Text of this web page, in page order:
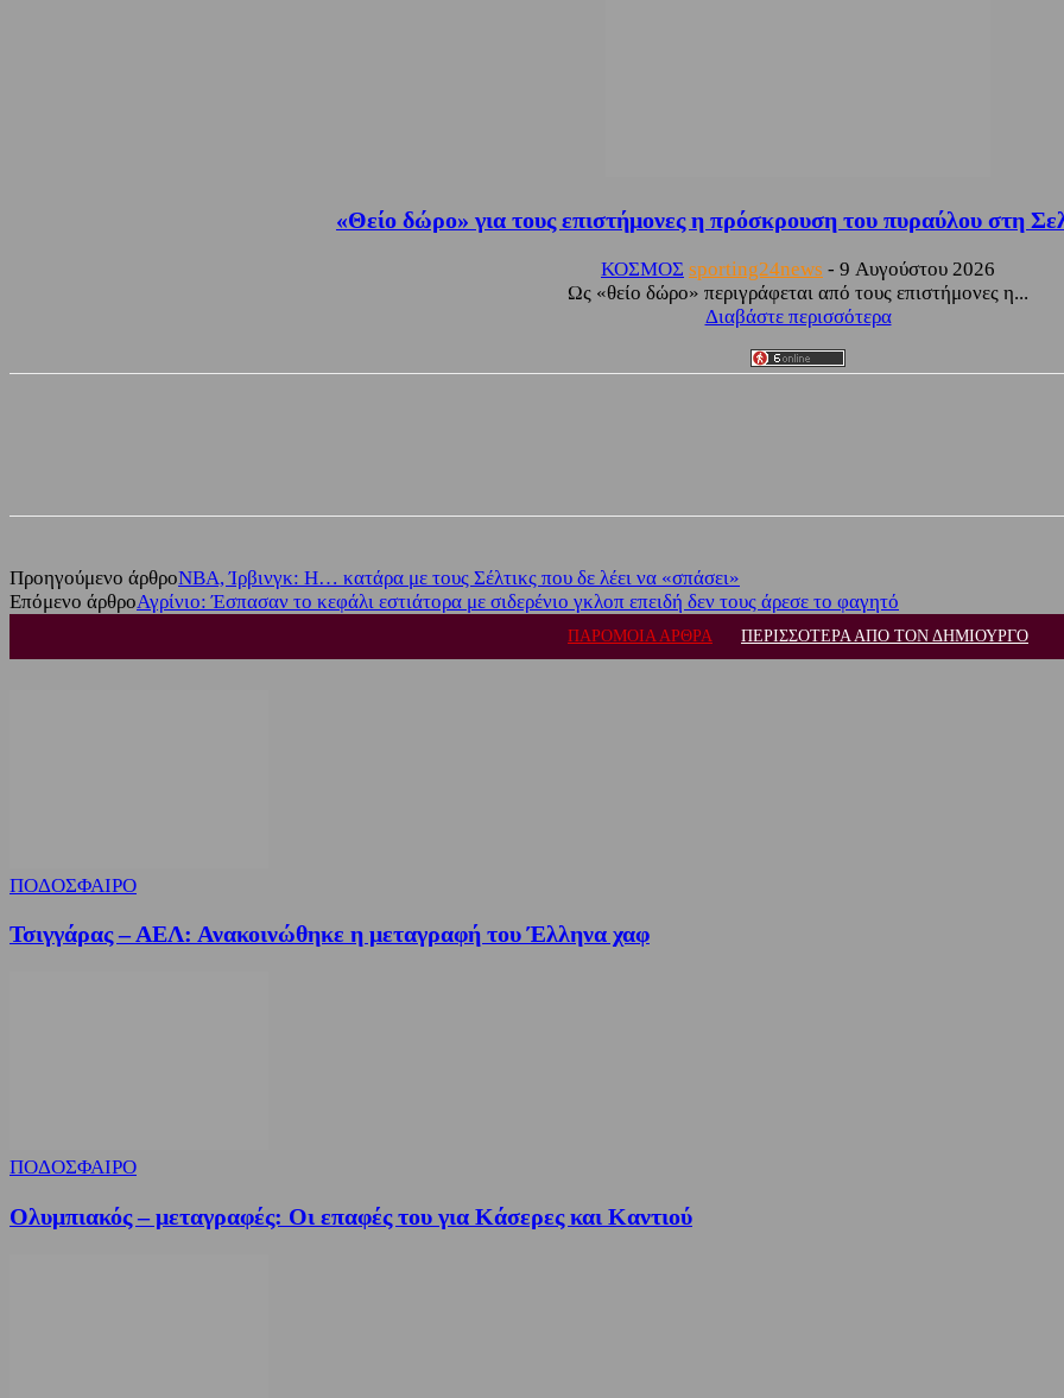
«Θείο δώρο» για τους επιστήμονες η πρόσκρουση του πυραύλου στη
ΚΟΣΜΟΣ sporting24news - 9 Αυγούστου 2026
Ως «θείο δώρο» περιγράφεται από τους επιστήμονες η...
Διαβάστε περισσότερα
Προηγούμενο άρθροNBA, Ίρβινγκ: Η… κατάρα με τους Σέλτικς που δε λέει να «σπάσει»
Επόμενο άρθροΑγρίνιο: Έσπασαν το κεφάλι εστιάτορα με σιδερένιο γκλοπ επειδή δεν τους άρεσε το φαγητό
ΠΑΡΟΜΟΙΑ ΑΡΘΡΑ ΠΕΡΙΣΣΟΤΕΡΑ ΑΠΟ ΤΟΝ ΔΗΜΙΟΥΡΓΟ
ΠΟΔΟΣΦΑΙΡΟ
Τσιγγάρας – ΑΕΛ: Ανακοινώθηκε η μεταγραφή του Έλληνα χαφ
ΠΟΔΟΣΦΑΙΡΟ
Ολυμπιακός – μεταγραφές: Οι επαφές του για Κάσερες και Καντιού